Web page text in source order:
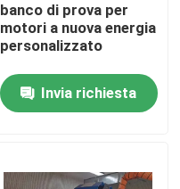
banco di prova per
motori a nuova energia
personalizzato
Invia richiesta